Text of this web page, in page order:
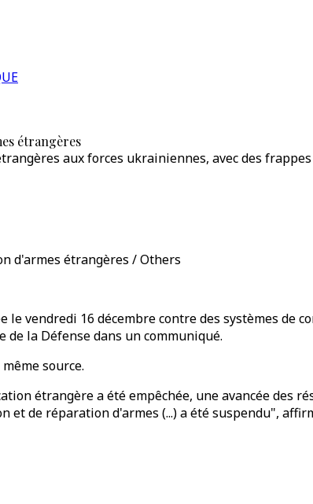
étrangères
aux forces ukrainiennes, avec des
d'armes étrangères / Others
le vendredi 16 décembre contre des systèmes de
la Défense dans un communiqué.
source.
étrangère a été empêchée, une avancée des
de réparation d'armes (...) a été suspendu",